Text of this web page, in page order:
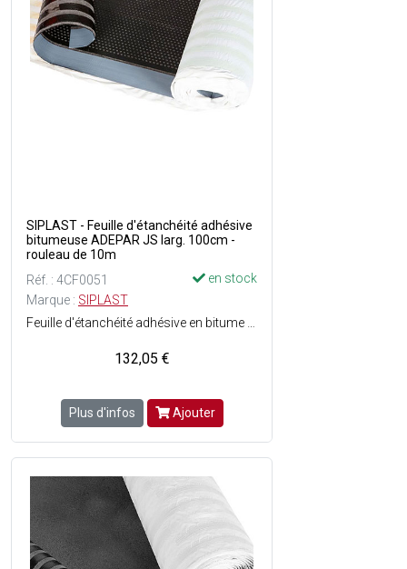
SIPLAST - Feuille d'étanchéité adhésive
bitumeuse ADEPAR JS larg. 100cm -
rouleau de 10m
Réf. : 4CF0051
en stock
Marque : SIPLAST
132,05 €
Plus d'infos Ajouter